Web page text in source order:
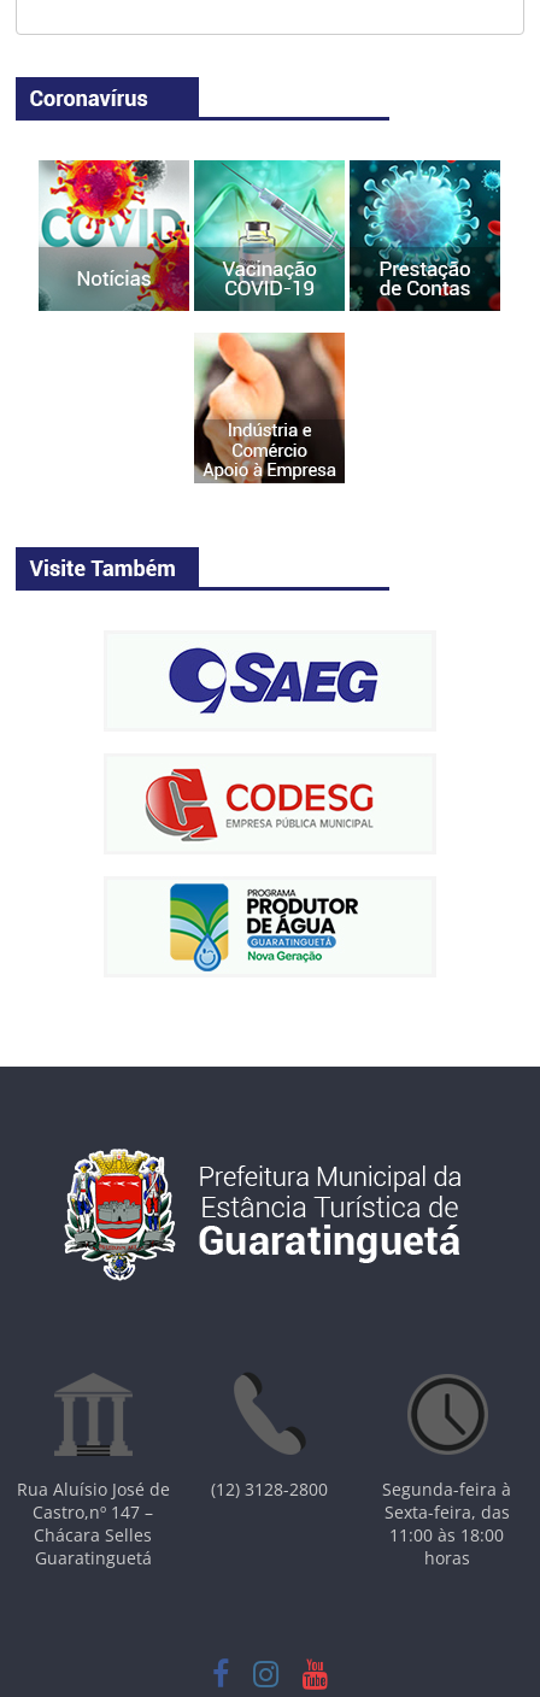
Rua Aluísio José de
Castro,nº 147 –
Chácara Selles
Guaratinguetá
(12) 3128-2800
Segunda-feira à
Sexta-feira, das
11:00 às 18:00
horas